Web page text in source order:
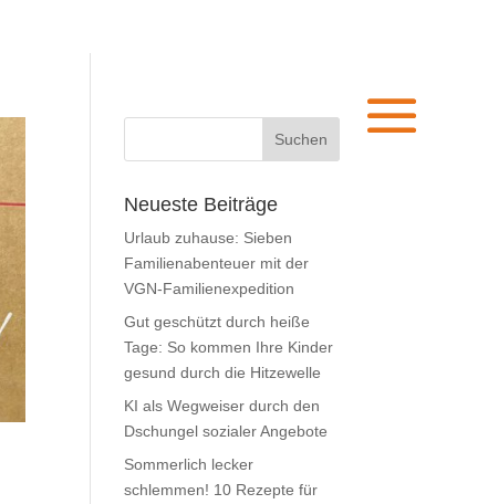
Neueste Beiträge
Urlaub zuhause: Sieben
Familienabenteuer mit der
VGN-Familienexpedition
Gut geschützt durch heiße
Tage: So kommen Ihre Kinder
gesund durch die Hitzewelle
KI als Wegweiser durch den
Dschungel sozialer Angebote
Sommerlich lecker
schlemmen! 10 Rezepte für